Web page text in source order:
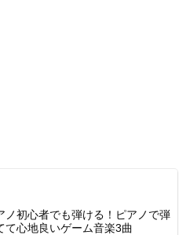
ノ初心者でも弾ける！ピアノで弾
て心地良いゲーム音楽3曲